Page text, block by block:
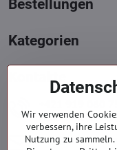
Bestellungen
Kategorien
Kontakte
Mont. - Freit. : 09:00
Wir verwenden
verbessern, ihre
Nutzung zu